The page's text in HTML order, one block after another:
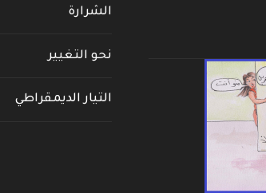
الشرارة
نحو التغيير
التيار الديمقراطي